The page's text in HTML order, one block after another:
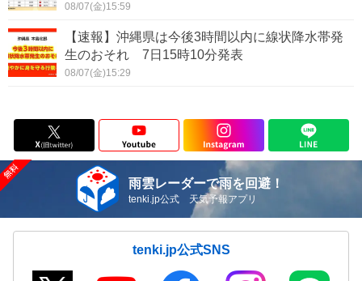
08/07(金)15:59
【速報】沖縄県は今後3時間以内に線状降水帯発
生のおそれ 7日15時10分発表
08/07(金)15:29
雨雲レーダーで雨を回避！
tenki.jp公式 天気予報アプリ
tenki.jp公式SNS